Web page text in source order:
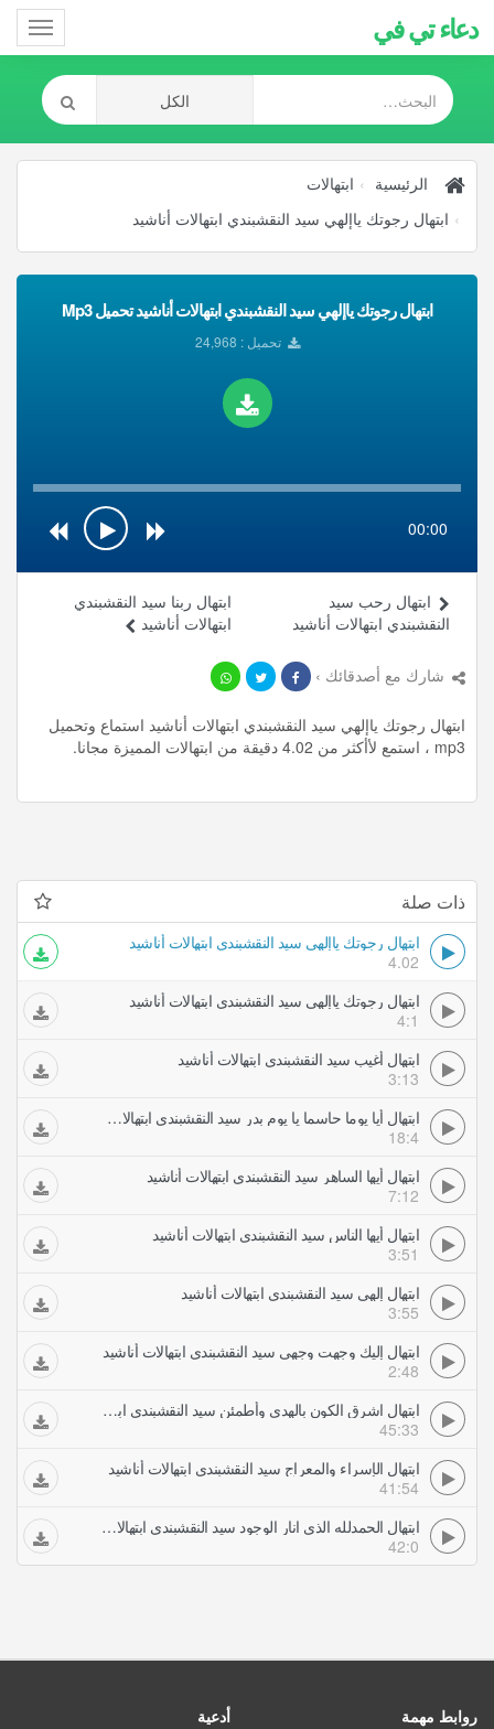
دعاء تي في
الرئيسية
ابتهالات
ابتهال رجوتك ياإلهي سيد النقشبندي ابتهالات أناشيد
ابتهال رجوتك ياإلهي سيد النقشبندي ابتهالات أناشيد تحميل Mp3
تحميل : 24,968
00:00
ابتهال ربنا سيد النقشبندي
ابتهالات أناشيد
ابتهال رحب سيد
النقشبندي ابتهالات أناشيد
شارك مع أصدقائك ›
ابتهال رجوتك ياإلهي سيد النقشبندي ابتهالات أناشيد استماع وتحميل
mp3 ، استمع لأأكثر من 4.02 دقيقة من ابتهالات المميزة مجانا.
ذات صلة
ابتهال رجوتك ياإلهي سيد النقشبندي ابتهالات أناشيد
4.02
ابتهال رجوتك ياإلهي سيد النقشبندي ابتهالات أناشيد
4:1
ابتهال أغيب سيد النقشبندي ابتهالات أناشيد
3:13
ابتهال أيا يوما حاسما يا يوم بدر سيد النقشبندي ابتهالات أناشيد
18:4
ابتهال أيها الساهر سيد النقشبندي ابتهالات أناشيد
7:12
ابتهال أيها الناس سيد النقشبندي ابتهالات أناشيد
3:51
ابتهال إلهي سيد النقشبندي ابتهالات أناشيد
3:55
ابتهال إليك وجهت وجهي سيد النقشبندي ابتهالات أناشيد
2:48
ابتهال اشرق الكون بالهدى وأطمئن سيد النقشبندي ابتهالات أناشيد
45:33
ابتهال الإسراء والمعراج سيد النقشبندي ابتهالات أناشيد
41:54
ابتهال الحمدلله الذي انار الوجود سيد النقشبندي ابتهالات أناشيد
42:0
روابط مهمة
أدعية